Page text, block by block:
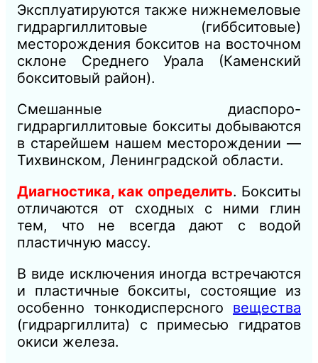
Эксплуатируются также нижнемеловые
гидраргиллитовые (гиббситовые)
месторождения бокситов на восточном
склоне Среднего Урала (Каменский
бокситовый район).
Смешанные диаспоро-
гидраргиллитовые бокситы добываются
в старейшем нашем месторождении —
Тихвинском, Ленинградской области.
Диагностика, как определить. Бокситы
отличаются от сходных с ними глин
тем, что не всегда дают с водой
пластичную массу.
В виде исключения иногда встречаются
и пластичные бокситы, состоящие из
особенно тонкодисперсного вещества
(гидраргиллита) с примесью гидратов
окиси железа.